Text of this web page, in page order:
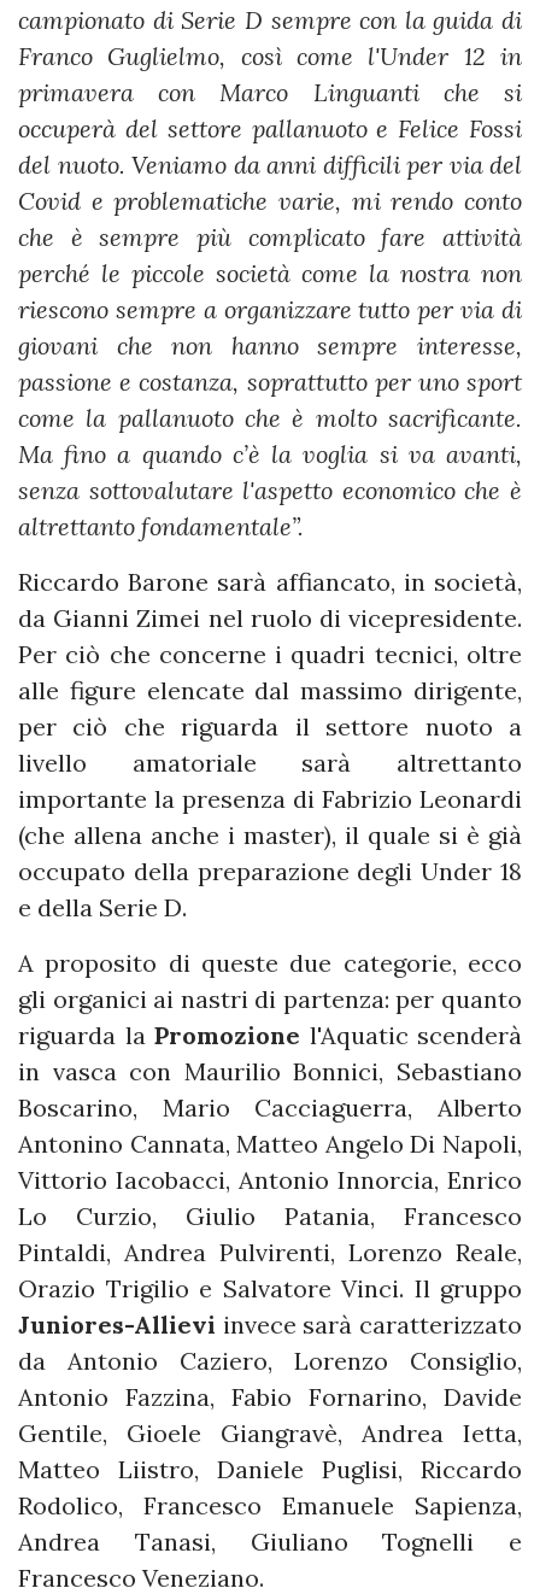
campionato di Serie D sempre con la guida di
Franco Guglielmo, così come l'Under 12 in
primavera con Marco Linguanti che si
occuperà del settore pallanuoto e Felice Fossi
del nuoto. Veniamo da anni difficili per via del
Covid e problematiche varie, mi rendo conto
che è sempre più complicato fare attività
perché le piccole società come la nostra non
riescono sempre a organizzare tutto per via di
giovani che non hanno sempre interesse,
passione e costanza, soprattutto per uno sport
come la pallanuoto che è molto sacrificante.
Ma fino a quando c’è la voglia si va avanti,
senza sottovalutare l'aspetto economico che è
altrettanto fondamentale”.
Riccardo Barone sarà affiancato, in società,
da Gianni Zimei nel ruolo di vicepresidente.
Per ciò che concerne i quadri tecnici, oltre
alle figure elencate dal massimo dirigente,
per ciò che riguarda il settore nuoto a
livello amatoriale sarà altrettanto
importante la presenza di Fabrizio Leonardi
(che allena anche i master), il quale si è già
occupato della preparazione degli Under 18
e della Serie D.
A proposito di queste due categorie, ecco
gli organici ai nastri di partenza: per quanto
riguarda la Promozione l'Aquatic scenderà
in vasca con Maurilio Bonnici, Sebastiano
Boscarino, Mario Cacciaguerra, Alberto
Antonino Cannata, Matteo Angelo Di Napoli,
Vittorio Iacobacci, Antonio Innorcia, Enrico
Lo Curzio, Giulio Patania, Francesco
Pintaldi, Andrea Pulvirenti, Lorenzo Reale,
Orazio Trigilio e Salvatore Vinci. Il gruppo
Juniores-Allievi invece sarà caratterizzato
da Antonio Caziero, Lorenzo Consiglio,
Antonio Fazzina, Fabio Fornarino, Davide
Gentile, Gioele Giangravè, Andrea Ietta,
Matteo Liistro, Daniele Puglisi, Riccardo
Rodolico, Francesco Emanuele Sapienza,
Andrea Tanasi, Giuliano Tognelli e
Francesco Veneziano.